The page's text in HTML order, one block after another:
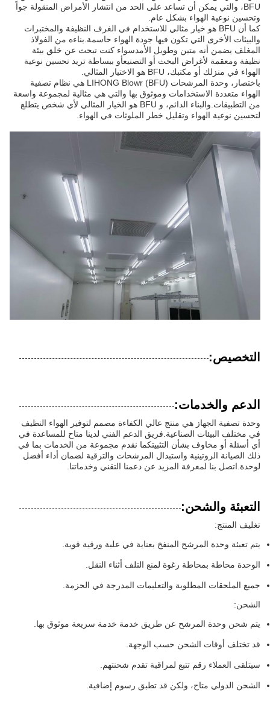
BFU، والتي يمكن أن تساعد على الحد من انتشار الأمراض المنقولة جواً
وتحسين نوعية الهواء بشكل عام.
كما أن BFU هو خيار مثالي للاستخدام في الغرف النظيفة والمختبرات
والبيئات الأخرى التي تكون فيها جودة الهواء حاسمة.بناءه من الفولاذ
المغلف يضمن أنه متين وطويل الأمدسواء كنت تبحث عن خلق بيئة
نظيفة ومعقمة لأغراض البحث أو التصنيعأو ببساطة تريد تحسين نوعية
الهواء في منزلك أو مكتبك، BFU هو الاختيار المثالي.
باختصار، وحدة المرشحات LIHONG Blowr (BFU) هي نظام تصفية
الهواء متعددة الاستخدامات وموثوق بها والتي هي مثالية لمجموعة واسعة
من التطبيقات.والبناء الدائم، و BFU هو الخيار المثالي لأي شخص يتطلع
لتحسين نوعية الهواء وتقليل خطر الملوثات في الهواء.
التخصيص:
الدعم والخدمات:
وحدة تصفية الجهاز هي منتج عالي الكفاءة مصمم لتوفير الهواء النظيف
في مختلف البيئات الصناعية.فريق الدعم الفني لدينا متاح للمساعدة في
أي أسئلة أو مخاوف بشأن التثبيتكما نقدم مجموعة من الخدمات بما في
ذلك الصيانة الروتينية واستبدال المرشحات والترقية لضمان أداء أفضل
لوحدة.اتصل بنا لمعرفة المزيد عن دعمنا التقني وخدماتنا.
التعبئة والشحن:
تغليف المنتج:
يتم تعبئة وحدة المرشح المنفخ بعناية في علبة ورقية قوية.
الوحدة محاطة بمحاطة رغوة لمنع التلف أثناء النقل.
جميع الملحقات المطلوبة والتعليمات المدرجة في الحزمة.
الشحن:
يتم شحن وحدة المرشح عن طريق خدمة خدمة سريعة موثوق بها.
قد تختلف أوقات الشحن حسب الوجهة.
سيتلقى العملاء رقم تتبع لمراقبة تقدم شحنتهم.
الشحن الدولي متاح، ولكن قد تطبق رسوم إضافية.